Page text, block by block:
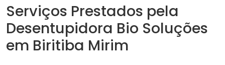
Serviços Prestados pela
Desentupidora Bio Soluções
em Biritiba Mirim